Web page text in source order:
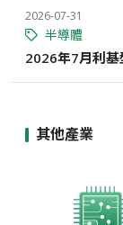
2026-07-31
半導體
2026年7月利基
其他產業